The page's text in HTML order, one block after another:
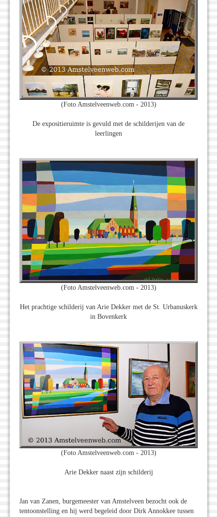
(Foto Amstelveenweb.com - 2013)
De expositieruimte is gevuld met de schilderijen van de
leerlingen
(Foto Amstelveenweb.com - 2013)
Het prachtige schilderij van Arie Dekker met de St. Urbanuskerk
in Bovenkerk
(Foto Amstelveenweb.com - 2013)
Arie Dekker naast zijn schilderij
Jan van Zanen, burgemeester van Amstelveen bezocht ook de
tentoonstelling en hij werd begeleid door Dirk Annokkee tussen